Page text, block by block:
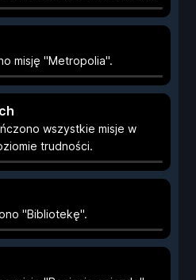
misję "Metropolia".
wszystkie misje w
trudności.
"Bibliotekę".